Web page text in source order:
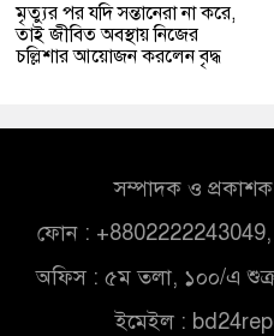
মৃত্যুর পর যদি সন্তানেরা না করে,
তাই জীবিত অবস্থায় নিজের
চল্লিশার আয়োজন করলেন বৃদ্ধ
সম্পাদক ও
ফোন :
অফিস : ৫ম তলা, ১০০/এ
ইমেইল :